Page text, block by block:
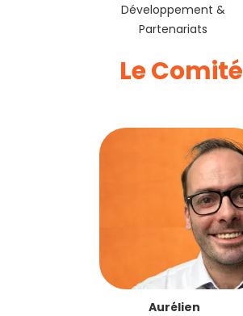
Développement &
Partenariats
Le Comité
Aurélien